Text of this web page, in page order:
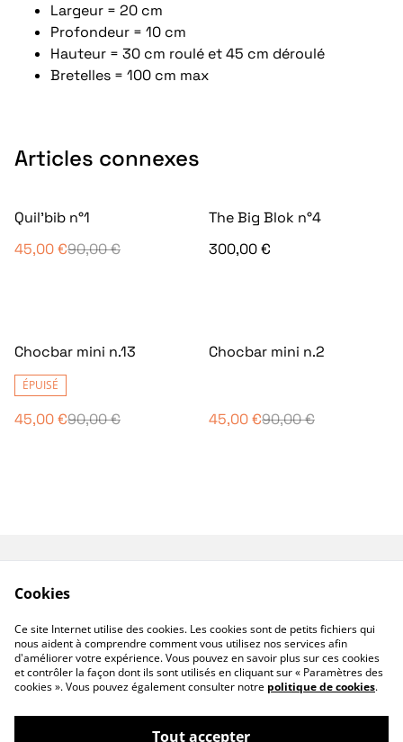
Largeur = 20 cm
Profondeur = 10 cm
Hauteur = 30 cm roulé et 45 cm déroulé
Bretelles = 100 cm max
Articles connexes
%
Quil'bib n°1
45,00 €90,00 €
The Big Blok n°4
300,00 €
%
Chocbar mini n.13
ÉPUISÉ
45,00 €90,00 €
%
Chocbar mini n.2
45,00 €90,00 €
confidentialité
Mentions légales
Cookies
Ce site Internet utilise des cookies. Les cookies sont de petits fichiers qui
nous aident à comprendre comment vous utilisez nos services afin
d'améliorer votre expérience. Vous pouvez en savoir plus sur ces cookies
et contrôler la façon dont ils sont utilisés en cliquant sur « Paramètres des
cookies ». Vous pouvez également consulter notre politique de cookies.
Tout accepter